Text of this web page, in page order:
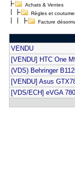
Achats & Ventes
Règles et
Facture
VENDU
[VENDU] HTC One
(VDS) Behringer
[VENDU] Asus
[VDS/ECH] eVGA